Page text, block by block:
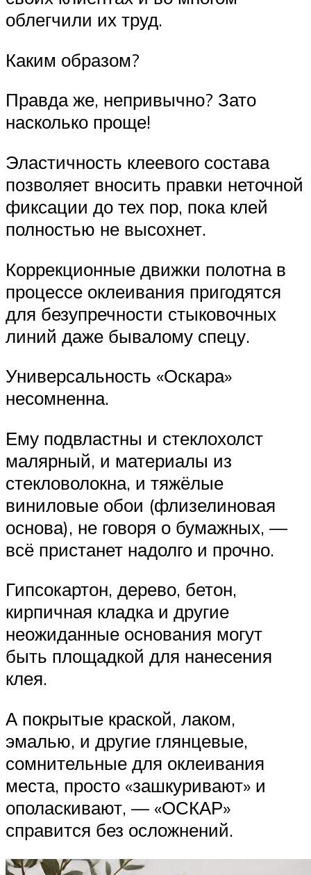
облегчили их труд.
Каким образом?
Правда же, непривычно? Зато
насколько проще!
Эластичность клеевого состава
позволяет вносить правки неточной
фиксации до тех пор, пока клей
полностью не высохнет.
Коррекционные движки полотна в
процессе оклеивания пригодятся
для безупречности стыковочных
линий даже бывалому спецу.
Универсальность «Оскара»
несомненна.
Ему подвластны и стеклохолст
малярный, и материалы из
стекловолокна, и тяжёлые
виниловые обои (флизелиновая
основа), не говоря о бумажных, —
всё пристанет надолго и прочно.
Гипсокартон, дерево, бетон,
кирпичная кладка и другие
неожиданные основания могут
быть площадкой для нанесения
клея.
А покрытые краской, лаком,
эмалью, и другие глянцевые,
сомнительные для оклеивания
места, просто «зашкуривают» и
ополаскивают, — «ОСКАР»
справится без осложнений.